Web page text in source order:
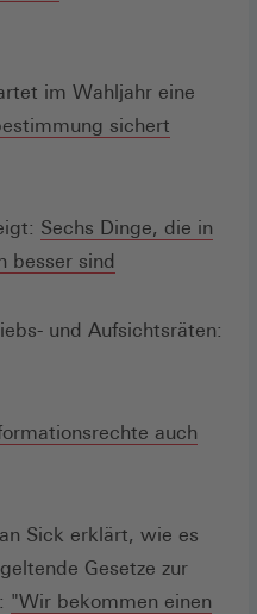
im Wahljahr eine
sichert
Sechs Dinge, die in
besser sind
und Aufsichtsräten:
auch
Sick erklärt, wie es
Gesetze zur
"Wir bekommen einen